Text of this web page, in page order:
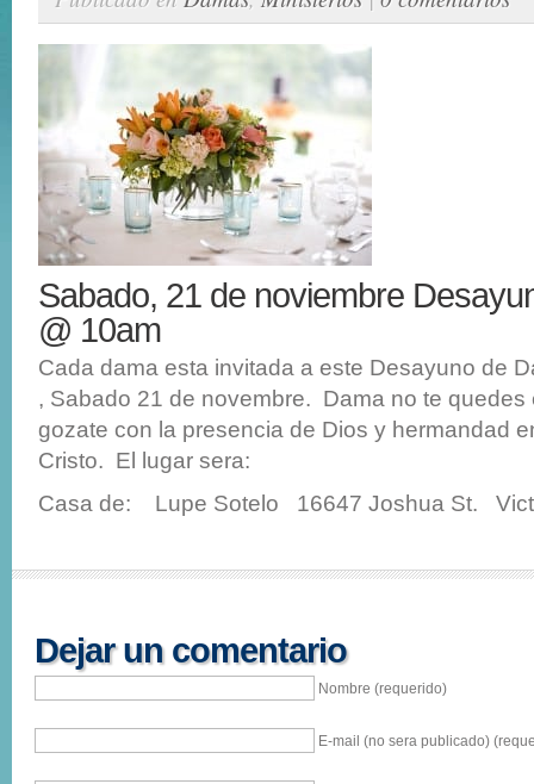
Sabado, 21 de noviembre
@ 10am
Cada dama esta invitada a este Desayuno de
, Sabado 21 de novembre. Dama no te quedes
gozate con la presencia de Dios y hermandad
Cristo. El lugar sera:
Casa de: Lupe Sotelo 16647 Joshua St.
Dejar un comentario
Nombre (requerido)
E-mail (no sera publicado)